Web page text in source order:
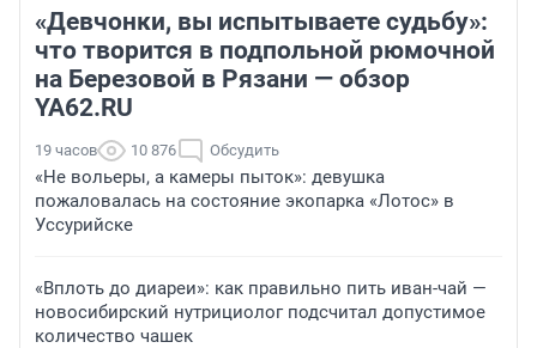
«Девчонки, вы испытываете судьбу»:
что творится в подпольной рюмочной
на Березовой в Рязани — обзор
YA62.RU
19 часов 10 876 Обсудить
«Не вольеры, а камеры пыток»: девушка
пожаловалась на состояние экопарка «Лотос» в
Уссурийске
«Вплоть до диареи»: как правильно пить иван-чай —
новосибирский нутрициолог подсчитал допустимое
количество чашек